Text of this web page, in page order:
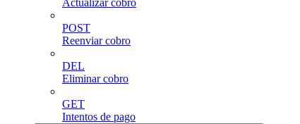
POST
Reenviar cobro
DEL
Eliminar cobro
GET
Intentos de pago